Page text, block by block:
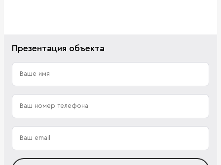
Презентация объекта